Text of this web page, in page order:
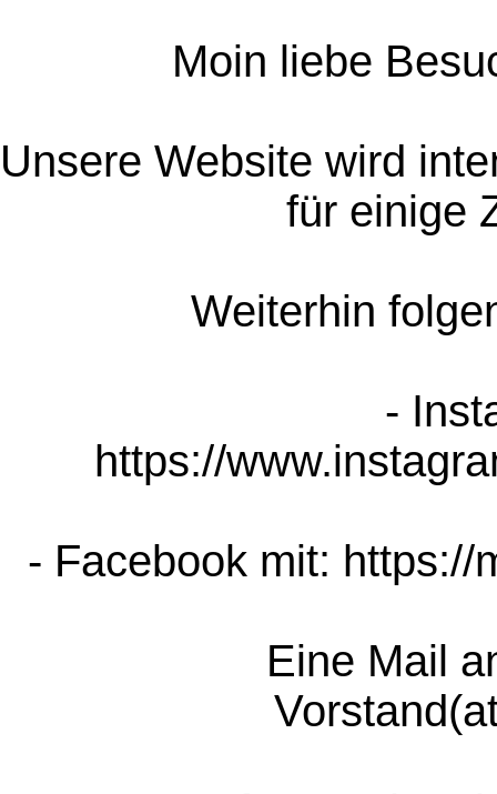
Moin liebe
Unsere Website wird
für einige
Weiterhin
-
https://
- Facebook mit: https://
Eine Mail